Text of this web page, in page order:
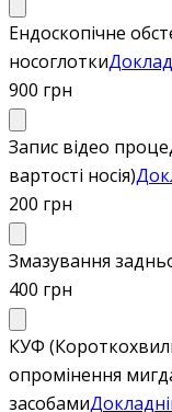
Ендоскопічне
носоглотки
900 грн
Запис відео
вартості носія)
200 грн
Змазування
400 грн
КУФ
опромінення
засобами